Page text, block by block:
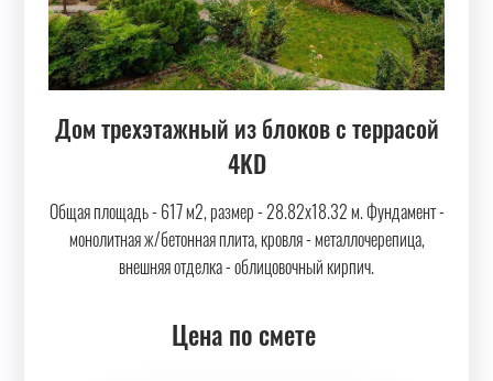
Дом трехэтажный из блоков c террасой
4KD
Общая площадь - 617 м2, размер - 28.82х18.32 м. Фундамент -
монолитная ж/бетонная плита, кровля - металлочерепица,
внешняя отделка - облицовочный кирпич.
Цена по смете